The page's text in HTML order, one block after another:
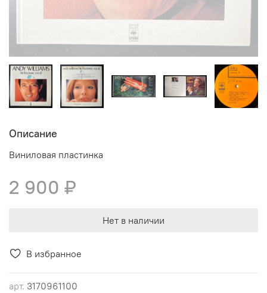
В избранное
арт. 3170961100
Описание
Виниловая пластинка
2 900 ₽
Нет в наличии